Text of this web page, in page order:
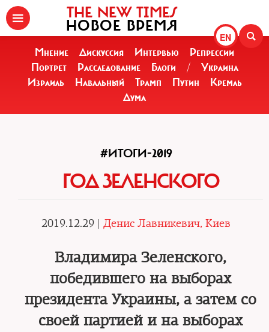
EN
THE NEW TIMES
НОВОЕ ВРЕМЯ
Мнение Дискуссия Интервью
Репрессии
Портрет
Расследование Блоги /
Украина
Израиль
Навальный Трамп Путин
Кремль
Дума
#ИТОГИ-2019
ГОД ЗЕЛЕНСКОГО
2019.12.29 | Денис Лавникевич, Киев
Владимира Зеленского,
победившего на выборах
президента Украины, а затем со
своей партией и на выборах